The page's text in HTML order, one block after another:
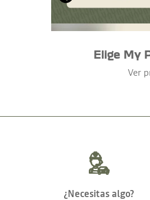
Elige My
Ver
¿Necesitas algo?